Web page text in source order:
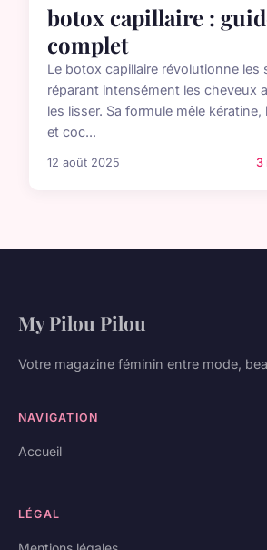
botox capillaire :
complet
Le botox capillaire révolutionne les
réparant intensément les cheveux
les lisser. Sa formule mêle
et coc...
12 août 2025 3
My Pilou Pilou
Votre magazine féminin entre mode,
NAVIGATION
Accueil
LÉGAL